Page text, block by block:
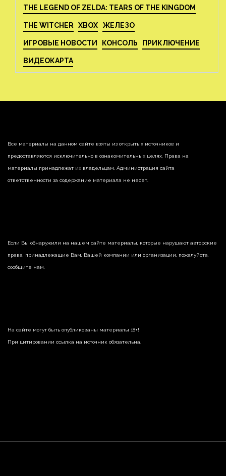
THE LEGEND OF ZELDA: TEARS OF THE KINGDOM
THE WITCHER XBOX ЖЕЛЕЗО
ИГРОВЫЕ НОВОСТИ КОНСОЛЬ ПРИКЛЮЧЕНИЕ
ВИДЕОКАРТА
Все материалы на данном сайте взяты из открытых источников и
предоставляются исключительно в ознакомительных целях. Права на
материалы принадлежат их владельцам. Администрация сайта
ответственности за содержание материала не несет.
Если Вы обнаружили на нашем сайте материалы, которые нарушают авторские
права, принадлежащие Вам, Вашей компании или организации, пожалуйста,
сообщите нам.
На сайте могут быть опубликованы материалы 18+!
При цитировании ссылка на источник обязательна.